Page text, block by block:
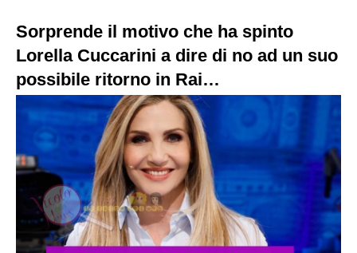
Sorprende il motivo che ha spinto
Lorella Cuccarini a dire di no ad un suo
possibile ritorno in Rai…